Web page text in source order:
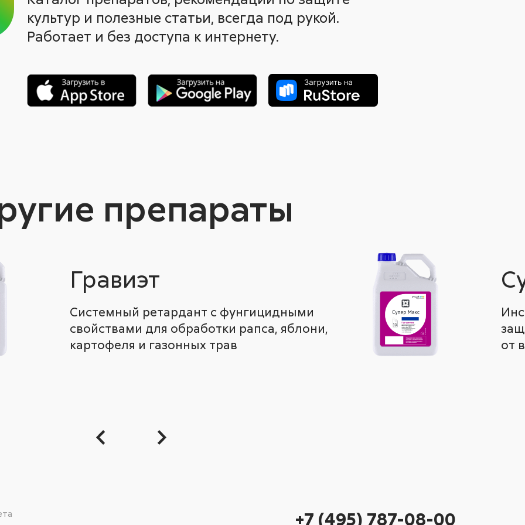
культур и полезные статьи, всегда под рукой.
Работает и без доступа к интернету.
препараты
Гравиэт
Системный ретардант с фунгицидными
свойствами для обработки рапса, яблони,
картофеля и газонных трав
от
+7 (495) 787-08-00